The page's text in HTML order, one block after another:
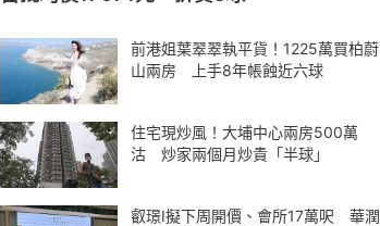
前港姐葉翠翠執平貨！1225萬買柏蔚
山兩房 上手8年帳蝕近六球
住宅現炒風！大埔中心兩房500萬
沽 炒家兩個月炒貴「半球」
叡璟I擬下周開價、會所17萬呎 華潤